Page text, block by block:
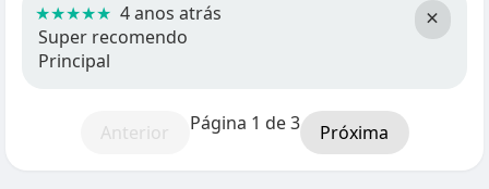
×
★★★★★ 4 anos atrás
Super recomendo
Principal
Anterior Página 1 de 3 Próxima